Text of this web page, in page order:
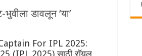
डावलून ‘या’
For IPL 2025:
(IPL 2025) साठी रॉयल